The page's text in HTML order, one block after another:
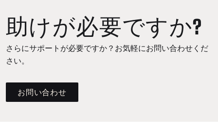
助けが必要ですか?
さらにサポートが必要ですか？お気軽にお問い合わせくだ
さい。
お問い合わせ